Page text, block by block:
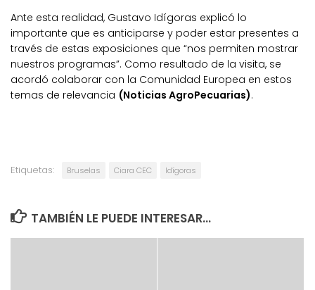
Ante esta realidad, Gustavo Idígoras explicó lo
importante que es anticiparse y poder estar presentes a
través de estas exposiciones que “nos permiten mostrar
nuestros programas”. Como resultado de la visita, se
acordó colaborar con la Comunidad Europea en estos
temas de relevancia (Noticias AgroPecuarias).
Etiquetas: Bruselas Ciara CEC Idígoras
TAMBIÉN LE PUEDE INTERESAR...